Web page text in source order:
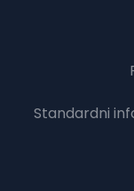
Standardni